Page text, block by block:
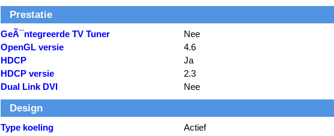
Prestatie
GeÃ¯ntegreerde TV Tuner
Nee
OpenGL versie
4.6
HDCP
Ja
HDCP versie
2.3
Dual Link DVI
Nee
Design
Type koeling
Actief